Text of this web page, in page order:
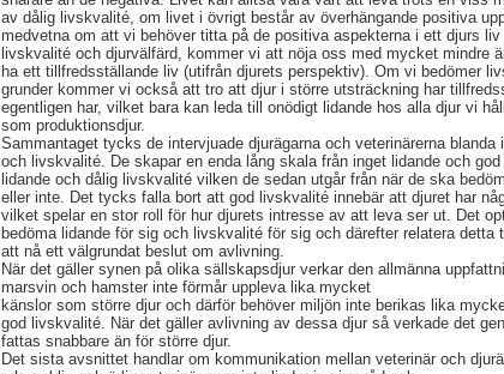
av dålig livskvalité, om livet i övrigt består av överhängande positiva
medvetna om att vi behöver titta på de positiva aspekterna i ett djurs
livskvalité och djurvälfärd, kommer vi att nöja oss med mycket mindre
ha ett tillfredsställande liv (utifrån djurets perspektiv). Om vi bedömer
grunder kommer vi också att tro att djur i större utsträckning har
egentligen har, vilket bara kan leda till onödigt lidande hos alla djur vi
som produktionsdjur.
Sammantaget tycks de intervjuade djurägarna och veterinärerna blanda
och livskvalité. De skapar en enda lång skala från inget lidande och
lidande och dålig livskvalité vilken de sedan utgår från när de ska
eller inte. Det tycks falla bort att god livskvalité innebär att djuret har
vilket spelar en stor roll för hur djurets intresse av att leva ser ut. Det
bedöma lidande för sig och livskvalité för sig och därefter relatera detta
att nå ett välgrundat beslut om avlivning.
När det gäller synen på olika sällskapsdjur verkar den allmänna
marsvin och hamster inte förmår uppleva lika mycket
känslor som större djur och därför behöver miljön inte berikas lika
god livskvalité. När det gäller avlivning av dessa djur så verkade det
fattas snabbare än för större djur.
Det sista avsnittet handlar om kommunikation mellan veterinär och